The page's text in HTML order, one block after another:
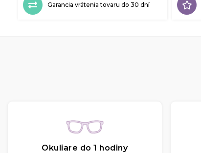
Garancia vrátenia tovaru do 30 dní
Okuliare do 1 hodiny